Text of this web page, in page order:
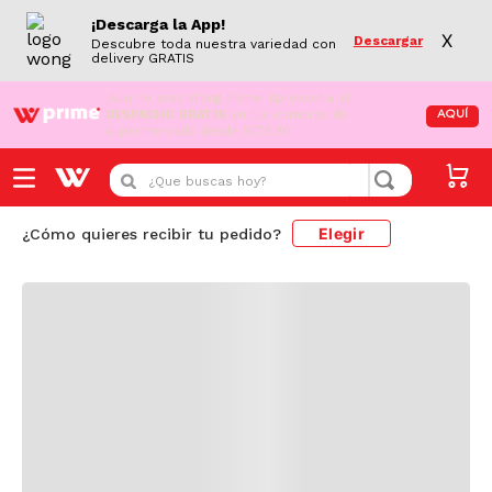
¡Descarga la App!
Descubre toda nuestra variedad con
delivery GRATIS
Descargar X
¡Aún no eres Wong Prime! Aprovecha el
DESPACHO GRATIS en tus compras de
supermercado desde S/79.90
AQUÍ
¿Que buscas hoy?
¿Cómo quieres recibir tu pedido? Elegir
Cargando comentarios...